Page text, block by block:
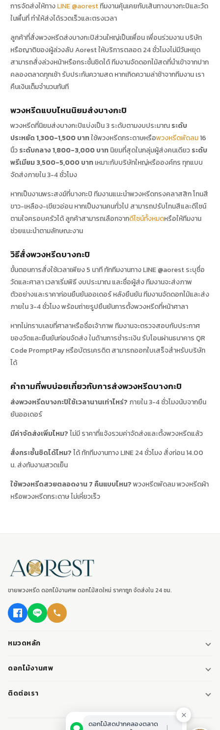
การจัดส่งให้ทางLINE @aorestทีมงานคุ้นเคยกับเส้นทางบางกะปิและวัด
ในพื้นที่ ทำให้ส่งได้รวดเร็วและตรงเวลา
ลูกค้าที่สั่งพวงหรีดส่งบางกะปิส่วนใหญ่เป็นเพื่อน เพื่อนร่วมงาน บริษัท
หรือญาติของผู้ล่วงลับ Aorest ให้บริการตลอด 24 ชั่วโมงไม่มีวันหยุด
สามารถสั่งล่วงหน้าหรือกระชั้นชิดได้ ทีมงานจัดดอกไม้สดที่นำเข้าจากปาก
คลองตลาดทุกเช้า รับประกันความสด หากเกิดความล่าช้าจากทีมงาน เรา
คืนเงินเต็มจำนวนทันที
พวงหรีดแบบไหนนิยมส่งบางกะปิ
พวงหรีดที่นิยมส่งบางกะปิแบ่งเป็น 3 ระดับตามงบประมาณระดับ
ประหยัด 1,300-1,500 บาทใช้พวงหรีดกระดาษหรือพวงหรีดพัดลม16
นิ้วระดับกลาง 1,800-3,000 บาทนิยมที่สุดในกลุ่มผู้ส่งคนเดียวระดับ
พรีเมียม 3,500-5,000 บาทเหมาะกับบริษัทใหญ่หรือองค์กร ทุกแบบ
จัดส่งภายใน 3-4 ชั่วโมง
หากเป็นงานพระสงฆ์ที่บางกะปิ ทีมงานแนะนำพวงหรีดทรงคลาสสิก โทนสี
ขาว-เหลือง-เขียวอ่อน หากเป็นงานคนทั่วไป สามารถปรับโทนสีและดีไซน์
ตามใจครอบครัวได้ ลูกค้าสามารถเลือกจากดีไซน์ทั้งหมดหรือให้ทีมงาน
ช่วยแนะนำตามลักษณะงาน
วิธีสั่งพวงหรีดบางกะปิ
ขั้นตอนการสั่งใช้เวลาเพียง 5 นาที ทักทีมงานทาง LINE @aorest ระบุชื่อ
วัดและศาลา เวลาเริ่มพิธี งบประมาณ และชื่อผู้ส่ง ทีมงานจะส่งภาพ
ตัวอย่างและราคาก่อนยืนยันออเดอร์ หลังยืนยัน ทีมงานจัดดอกไม้และส่ง
ภายใน 3-4 ชั่วโมง พร้อมถ่ายรูปยืนยันการตั้งพวงหรีดที่หน้าศาลา
หากไม่ทราบเลขที่ศาลาหรือชื่อเจ้าภาพ ทีมงานจะตรวจสอบกับประกาศ
ของวัดและยืนยันก่อนจัดส่ง ในด้านการชำระเงิน รับโอนผ่านธนาคาร QR
Code PromptPay หรือบัตรเครดิต สามารถออกใบเสร็จสำหรับบริษัท
ได้
คำถามที่พบบ่อยเกี่ยวกับการส่งพวงหรีดบางกะปิ
ส่งพวงหรีดบางกะปิใช้เวลานานเท่าไหร่? ภายใน 3-4 ชั่วโมงนับจากยืน
ยันออเดอร์
มีค่าจัดส่งเพิ่มไหม?ไม่มี ราคาที่แจ้งรวมค่าจัดส่งและตั้งพวงหรีดแล้ว
สั่งกระชั้นชิดได้ไหม?ได้ ทักทีมงานทาง LINE 24 ชั่วโมง สั่งก่อน 14.00
น. ส่งทันงานสวดเย็น
ใช้พวงหรีดสวยตลอดงาน 7 คืนแบบไหน?พวงหรีดพัดลม พวงหรีดผ้า
หรือพวงหรีดกระดาษ ไม่เหี่ยวเร็ว
ขายพวงหรีด ดอกไม้งานศพ ดอกไม้สดใหม่ ราคาถูก จัดส่งใน 24 ชม.
หมวดหลัก
พวงหรีดมาลา
ดอกไม้งานศพ
ติดต่อเรา
ดอกไม้สดปากคลองตลาด